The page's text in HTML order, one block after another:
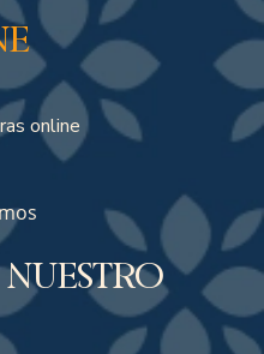
online
nuestro